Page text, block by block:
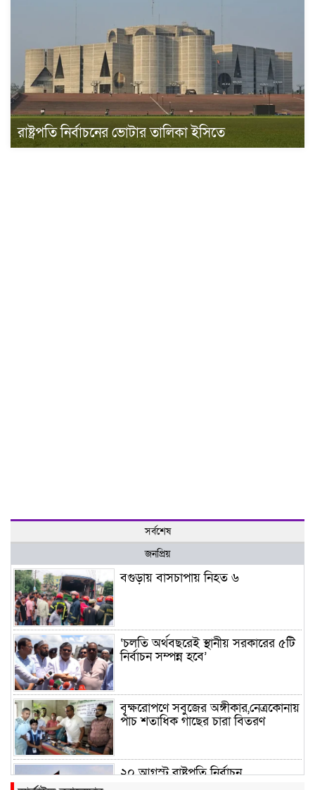
রাষ্ট্রপতি নির্বাচনের ভোটার তালিকা ইসিতে
সর্বশেষ
জনপ্রিয়
বগুড়ায় বাসচাপায় নিহত ৬
‘চলতি অর্থবছরেই স্থানীয় সরকারের ৫টি
নির্বাচন সম্পন্ন হবে’
বৃক্ষরোপণে সবুজের অঙ্গীকার,নেত্রকোনায়
পাঁচ শতাধিক গাছের চারা বিতরণ
২০ আগস্ট রাষ্ট্রপতি নির্বাচন